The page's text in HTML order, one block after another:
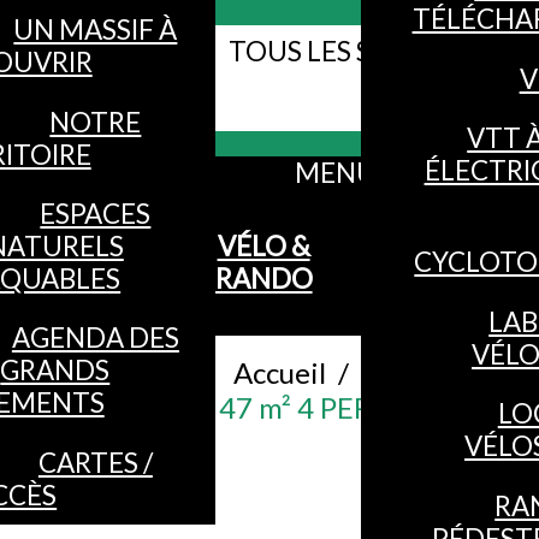
Webcams
TOUS LES SITES WEB
MENU
UN MASSIF À
NOTRE
ESPACES
AGENDA DES
GRANDS
CARTES /
VÉLO &
RANDO
VTT
Accueil /
STUDIO 47 m² 4 PERSONNES